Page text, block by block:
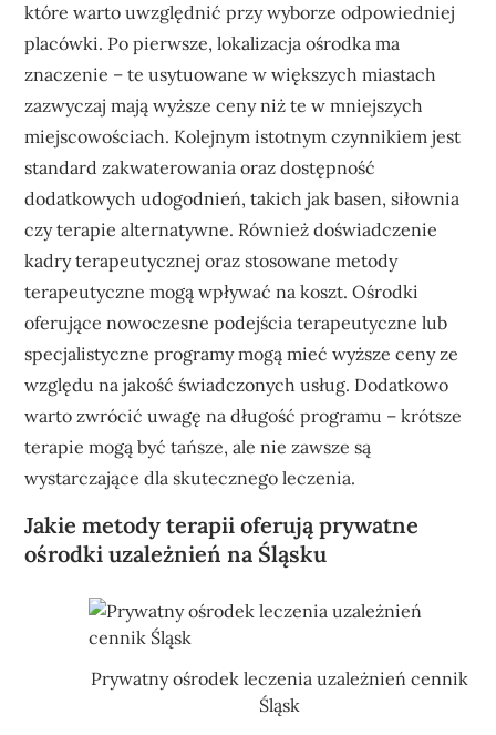
które warto uwzględnić przy wyborze odpowiedniej
placówki. Po pierwsze, lokalizacja ośrodka ma
znaczenie – te usytuowane w większych miastach
zazwyczaj mają wyższe ceny niż te w mniejszych
miejscowościach. Kolejnym istotnym czynnikiem jest
standard zakwaterowania oraz dostępność
dodatkowych udogodnień, takich jak basen, siłownia
czy terapie alternatywne. Również doświadczenie
kadry terapeutycznej oraz stosowane metody
terapeutyczne mogą wpływać na koszt. Ośrodki
oferujące nowoczesne podejścia terapeutyczne lub
specjalistyczne programy mogą mieć wyższe ceny ze
względu na jakość świadczonych usług. Dodatkowo
warto zwrócić uwagę na długość programu – krótsze
terapie mogą być tańsze, ale nie zawsze są
wystarczające dla skutecznego leczenia.
Jakie metody terapii oferują prywatne
ośrodki uzależnień na Śląsku
Prywatny ośrodek leczenia uzależnień cennik
Śląsk